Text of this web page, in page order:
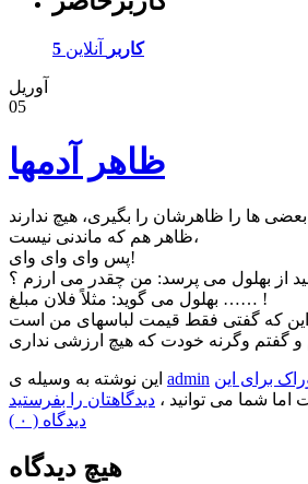
5 کاربر آنلاین
آوریل
05
ظاهر آدمها
ظاهر هم که ماندنی نیست،
پس وای وای وای!
از بهلول می پرسد: من چقدر می ارزم ؟
بهلول می گوید: مثلاً فلان مبلغ …… !
admin برای این
شما می توانید ، دیدگاهتان را بفرستید
( ۰ ) دیدگاه
هیچ دیدگاه